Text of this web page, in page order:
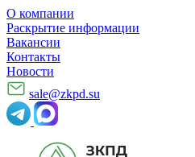
О компании
Раскрытие информации
Вакансии
Контакты
Новости
sale@zkpd.su